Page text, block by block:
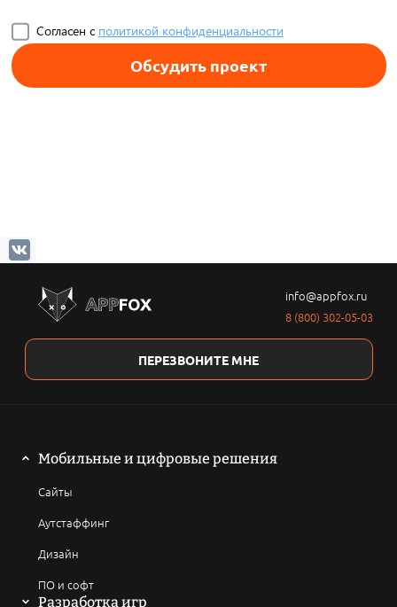
Согласен с политикой конфиденциальности
Обсудить проект
info@appfox.ru
8 (800) 302-05-03
ПЕРЕЗВОНИТЕ МНЕ
Мобильные и цифровые решения
Сайты
Аутстаффинг
Дизайн
ПО и софт
Разработка игр